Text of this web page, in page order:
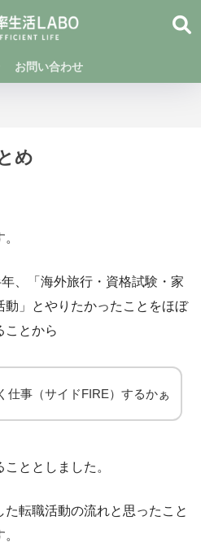
お問い合わせ
め
、「海外旅行・資格試験・家
」とやりたかったことをほぼ
ことから
仕事（サイドFIRE）するかぁ
ととしました。
転職活動の流れと思ったこと